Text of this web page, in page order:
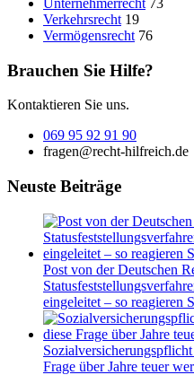
Verkehrsrecht 19
Vermögensrecht 76
Brauchen Sie Hilfe?
Kontaktieren Sie uns.
069 95 92 91 90
fragen@recht-hilfreich.de
Neuste Beiträge
Post von der Deutschen
eingeleitet – so reagieren
Frage über Jahre teuer